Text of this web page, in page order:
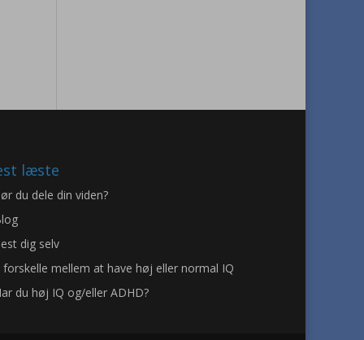
læste
du dele din viden?
dig selv
forskelle mellem at have høj eller normal IQ
du høj IQ og/eller ADHD?